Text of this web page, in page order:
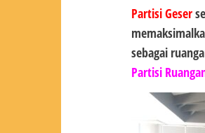
Partisi Geser
sebagai
Partisi